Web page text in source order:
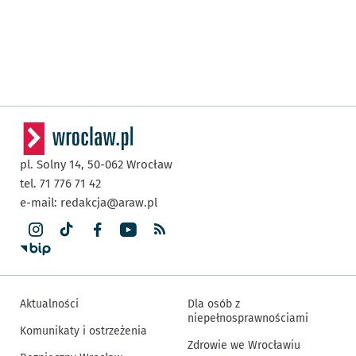
pl. Solny 14, 50-062 Wrocław
tel. 71 776 71 42
e-mail: redakcja@araw.pl
Aktualności
Komunikaty i ostrzeżenia
Dla osób z
niepełnosprawnościami
Zdrowie we Wrocławiu